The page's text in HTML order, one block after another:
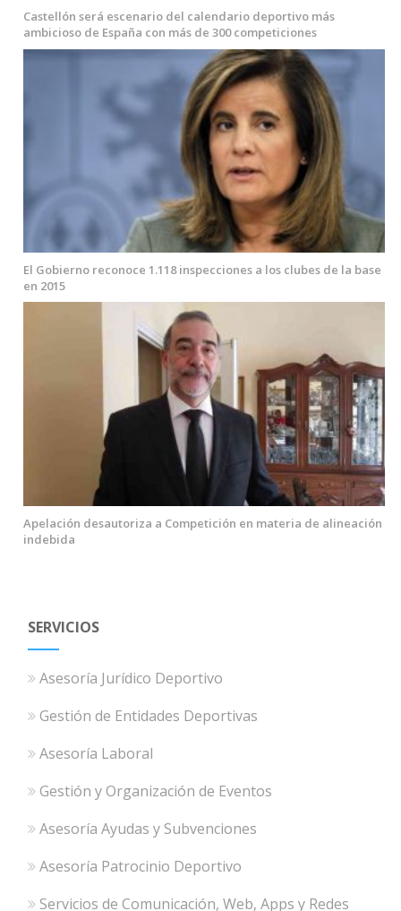
Castellón será escenario del calendario deportivo más
ambicioso de España con más de 300 competiciones
El Gobierno reconoce 1.118 inspecciones a los clubes de la base
en 2015
Apelación desautoriza a Competición en materia de alineación
indebida
SERVICIOS
Asesoría Jurídico Deportivo
Gestión de Entidades Deportivas
Asesoría Laboral
Gestión y Organización de Eventos
Asesoría Ayudas y Subvenciones
Asesoría Patrocinio Deportivo
Servicios de Comunicación, Web, Apps y Redes